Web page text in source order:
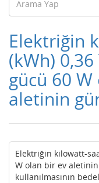
Elektriğin
(kWh)
gücü 60
aletinin
Elektriğin kilowatt-
W olan bir ev
kullanılmasının